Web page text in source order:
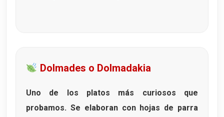
Dolmades o Dolmadakia
Uno de los platos más curiosos que
probamos. Se elaboran con hojas de parra